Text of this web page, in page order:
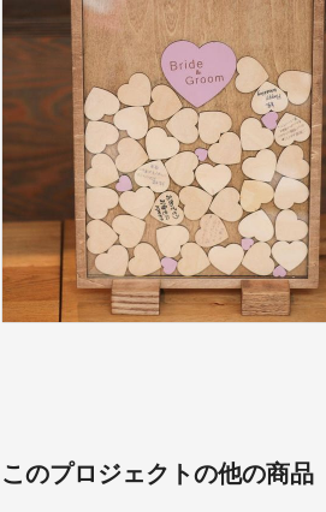
このプロジェクトの他の商品